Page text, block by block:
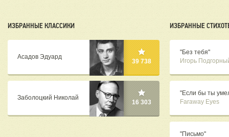
ИЗБРАННЫЕ КЛАССИКИ
Асадов Эдуард
39 738
Заболоцкий Николай
16 303
ИЗБРАННЫЕ
"Без тебя"
Игорь
"Если бы ты
Faraway Eyes
"Письмо"